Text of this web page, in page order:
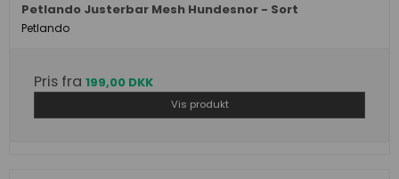
Petlando Justerbar Mesh Hundesnor - Sort
Petlando
Pris fra 199,00 DKK
Vis produkt